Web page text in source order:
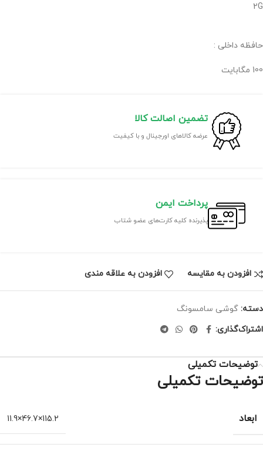
2G
حافظه داخلی :
100 مگابایت
تضمین اصالت کالا
عرضه کالاهای اورجینال و با کیفیت
پرداخت ایمن
پذیرنده کلیه کارت‌های عضو شتاب
افزودن به مقایسه افزودن به علاقه مندی
دسته: گوشی سامسونگ
اشتراک‌گذاری:
توضیحات تکمیلی
توضیحات تکمیلی
ابعاد 115.2×46.7×11.9